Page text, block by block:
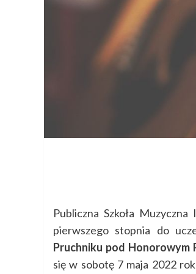
Publiczna Szkoła
pierwszego stopnia do
Pruchniku pod Honorowym
się w sobotę 7 maja 2022